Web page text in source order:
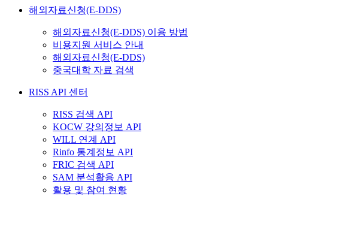
해외자료신청(E-DDS)
해외자료신청(E-DDS) 이용 방법
비용지원 서비스 안내
해외자료신청(E-DDS)
중국대학 자료 검색
RISS API 센터
RISS 검색 API
KOCW 강의정보 API
WILL 연계 API
Rinfo 통계정보 API
FRIC 검색 API
SAM 분석활용 API
활용 및 참여 현황